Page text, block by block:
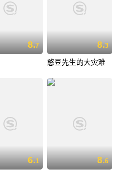
8.7 8.3
憨豆先生的大灾难
6.1 8.6